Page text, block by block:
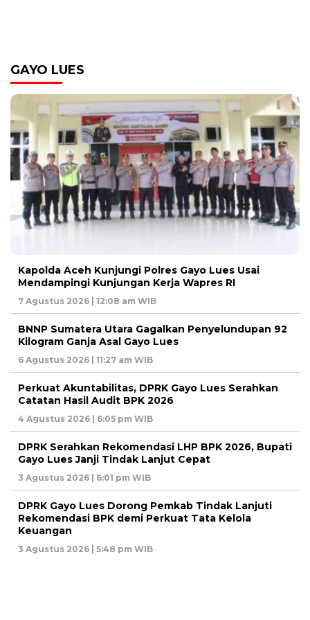
GAYO LUES
Kapolda Aceh Kunjungi Polres Gayo Lues Usai
Mendampingi Kunjungan Kerja Wapres RI
7 Agustus 2026 | 12:08 am WIB
BNNP Sumatera Utara Gagalkan Penyelundupan 92
Kilogram Ganja Asal Gayo Lues
6 Agustus 2026 | 11:27 am WIB
Perkuat Akuntabilitas, DPRK Gayo Lues Serahkan
Catatan Hasil Audit BPK 2026
4 Agustus 2026 | 6:05 pm WIB
DPRK Serahkan Rekomendasi LHP BPK 2026, Bupati
Gayo Lues Janji Tindak Lanjut Cepat
3 Agustus 2026 | 6:01 pm WIB
DPRK Gayo Lues Dorong Pemkab Tindak Lanjuti
Rekomendasi BPK demi Perkuat Tata Kelola
Keuangan
3 Agustus 2026 | 5:48 pm WIB